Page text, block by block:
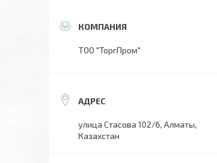
ТОО "ТоргПром"
улица Стасова 102/6, Алматы,
Казахстан